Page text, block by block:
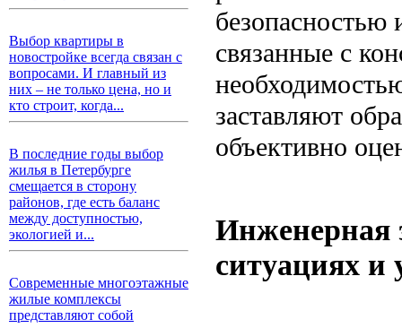
Выбор квартиры в
новостройке всегда связан с
вопросами. И главный из
них – не только цена, но и
кто строит, когда...
В последние годы выбор
жилья в Петербурге
смещается в сторону
районов, где есть баланс
между доступностью,
экологией и...
Современные многоэтажные
жилые комплексы
представляют собой
безопасностью
связанные с
заставляют
объективно
Инженерная
ситуациях и